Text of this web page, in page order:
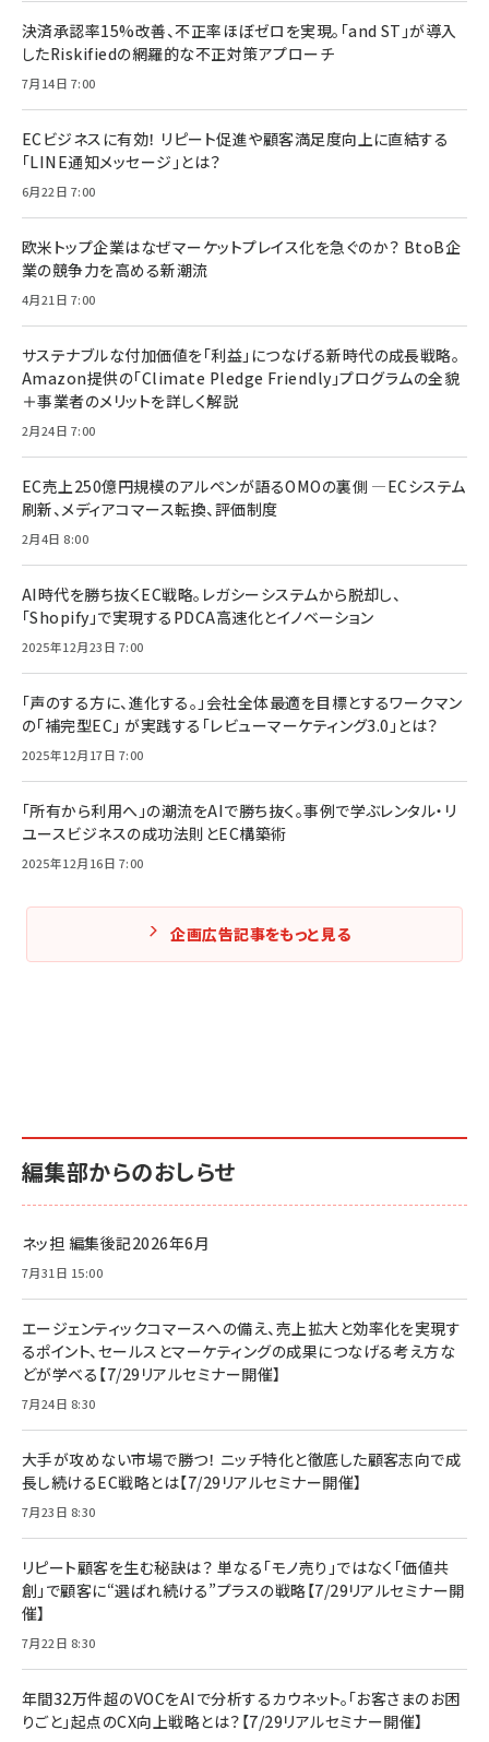
決済承認率15%改善、不正率ほぼゼロを実現。「and ST」が導入
したRiskifiedの網羅的な不正対策アプローチ
7月14日 7:00
ECビジネスに有効！ リピート促進や顧客満足度向上に直結する
「LINE通知メッセージ」とは？
6月22日 7:00
欧米トップ企業はなぜマーケットプレイス化を急ぐのか？ BtoB企
業の競争力を高める新潮流
4月21日 7:00
サステナブルな付加価値を「利益」につなげる新時代の成長戦略。
Amazon提供の「Climate Pledge Friendly」プログラムの全貌
＋事業者のメリットを詳しく解説
2月24日 7:00
EC売上250億円規模のアルペンが語るOMOの裏側 ―ECシステム
刷新、メディアコマース転換、評価制度
2月4日 8:00
AI時代を勝ち抜くEC戦略。レガシーシステムから脱却し、
「Shopify」で実現するPDCA高速化とイノベーション
2025年12月23日 7:00
「声のする方に、進化する。」会社全体最適を目標とするワークマン
の「補完型EC」 が実践する「レビューマーケティング3.0」とは？
2025年12月17日 7:00
「所有から利用へ」の潮流をAIで勝ち抜く。事例で学ぶレンタル・リ
ユースビジネスの成功法則とEC構築術
2025年12月16日 7:00
企画広告記事をもっと見る
編集部からのおしらせ
ネッ担 編集後記2026年6月
7月31日 15:00
エージェンティックコマースへの備え、売上拡大と効率化を実現す
るポイント、セールスとマーケティングの成果につなげる考え方な
どが学べる【7/29リアルセミナー開催】
7月24日 8:30
大手が攻めない市場で勝つ！ ニッチ特化と徹底した顧客志向で成
長し続けるEC戦略とは【7/29リアルセミナー開催】
7月23日 8:30
リピート顧客を生む秘訣は？ 単なる「モノ売り」ではなく「価値共
創」で顧客に“選ばれ続ける”プラスの戦略【7/29リアルセミナー開
催】
7月22日 8:30
年間32万件超のVOCをAIで分析するカウネット。「お客さまのお困
りごと」起点のCX向上戦略とは？【7/29リアルセミナー開催】